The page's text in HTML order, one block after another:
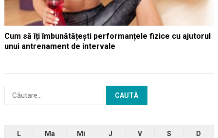
Cum să îți îmbunătățești performanțele fizice cu ajutorul
unui antrenament de intervale
după:
L Ma Mi J V S D